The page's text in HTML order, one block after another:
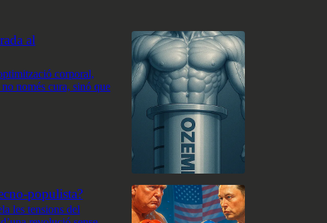
al
corporal,
només cura, sinó que
populista?
les tensions del